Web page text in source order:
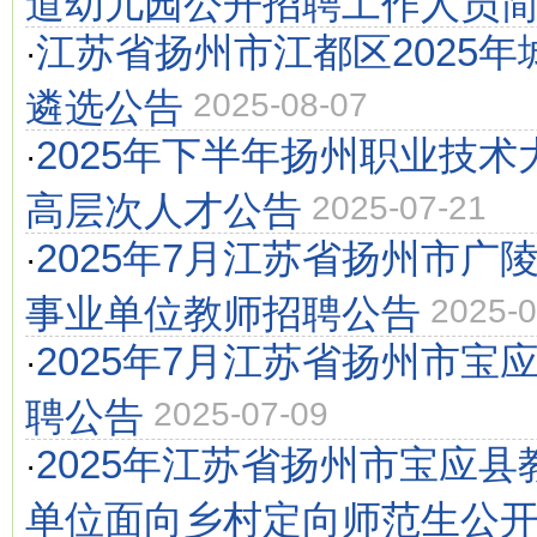
·江苏省扬州市江都区2025年
遴选公告 2025-08-07
·2025年下半年扬州职业技术
高层次人才公告 2025-07-21
·2025年7月江苏省扬州市广
事业单位教师招聘公告 2025-
·2025年7月江苏省扬州市宝
聘公告 2025-07-09
·2025年江苏省扬州市宝应县
单位面向乡村定向师范生公